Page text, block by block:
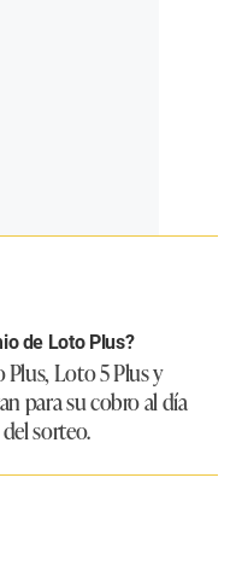
de Loto Plus?
Loto 5 Plus y
para su cobro al día
sorteo.